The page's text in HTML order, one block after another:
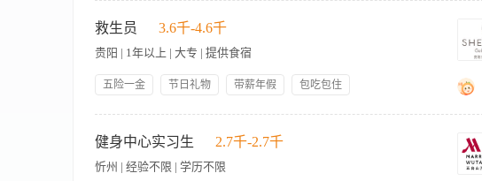
括器械维护、环境卫生管理及设备安全检查。 2、热情接待并引导宾客正确使用
程，维护活动秩序。 4、及时处理宾客关于健身设施的咨询与需求，做好记录并
1、具备良好服务意识与沟通能力。 2、工作认真负责，具备团队协作精神，能适
救生员 3.6千-4.6千
贵阳 | 1年以上 | 大专 | 提供食宿
五险一金 节日礼物 带薪年假
包吃包住
引导游泳者,时刻保持专业，遵守泳池的规章制度，及时报告工作情况。
健身中心实习生 2.7千-2.7千
忻州 | 经验不限 | 学历不限